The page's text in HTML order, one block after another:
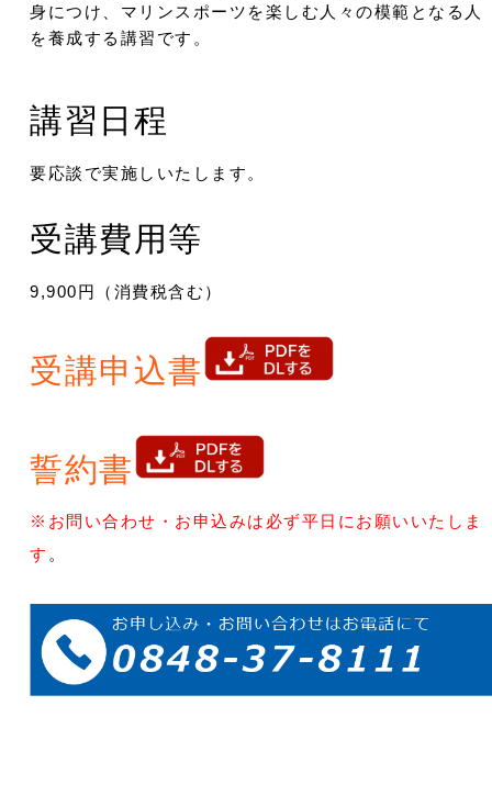
身につけ、マリンスポーツを楽しむ人々の模範となる人
を養成する講習です。
講習日程
要応談で実施しいたします。
受講費用等
9,900円（消費税含む）
受講申込書
誓約書
※お問い合わせ・お申込みは必ず平日にお願いいたしま
す 。